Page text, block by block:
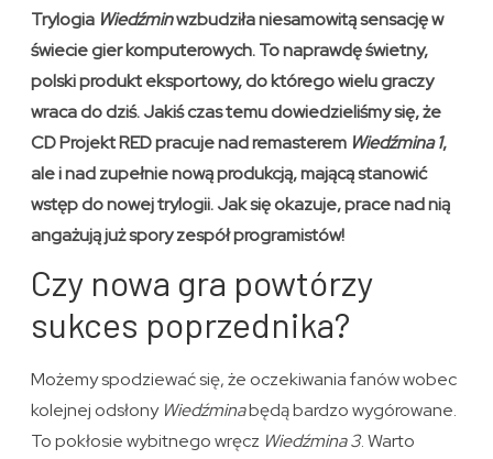
Trylogia Wiedźminwzbudziła niesamowitą sensację w
świecie gier komputerowych. To naprawdę świetny,
polski produkt eksportowy, do którego wielu graczy
wraca do dziś. Jakiś czas temu dowiedzieliśmy się, że
CD Projekt RED pracuje nad remasterem Wiedźmina 1,
ale i nad zupełnie nową produkcją, mającą stanowić
wstęp do nowej trylogii. Jak się okazuje, prace nad nią
angażują już spory zespół programistów!
Czy nowa gra powtórzy
sukces poprzednika?
Możemy spodziewać się, że oczekiwania fanów wobec
kolejnej odsłony Wiedźminabędą bardzo wygórowane.
To pokłosie wybitnego wręcz Wiedźmina 3. Warto